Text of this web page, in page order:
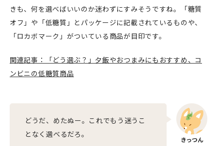
きも、何を選べばいいのか迷わずにすみそうですね。「糖質
オフ」や「低糖質」とパッケージに記載されているものや、
「ロカボマーク」がついている商品が目印です。
関連記事：「どう選ぶ？」夕飯やおつまみにもおすすめ、コ
ンビニの低糖質商品
どうだ、めたぬー。これでもう迷うこ
となく選べるだろ。